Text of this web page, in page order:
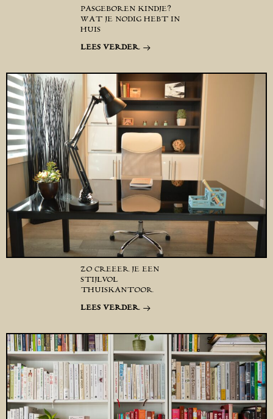
PASGEBOREN KINDJE?
WAT JE NODIG HEBT IN
HUIS
LEES VERDER
ZO CREËER JE EEN
STIJLVOL
THUISKANTOOR
LEES VERDER